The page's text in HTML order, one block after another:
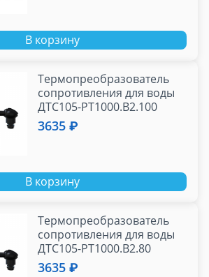
В корзину
Термопреобразователь
сопротивления для воды
ДТС105-РТ1000.В2.100
(L=100мм; PT1000)
3635 ₽
В корзину
Термопреобразователь
сопротивления для воды
ДТС105-РТ1000.В2.80
(L=80мм; PT1000)
3635 ₽